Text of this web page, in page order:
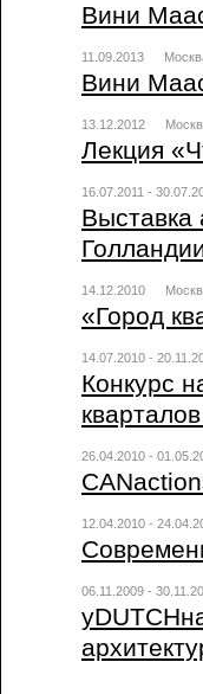
Вини
11.09.2013
Вини
13.12.2012
Лекция
16.07.2011 -
Выставка
14.12.2010
«Город
14.07.2010 -
Конкурс
26.04.2010 -
12.04.2010 -
06.11.2009 -